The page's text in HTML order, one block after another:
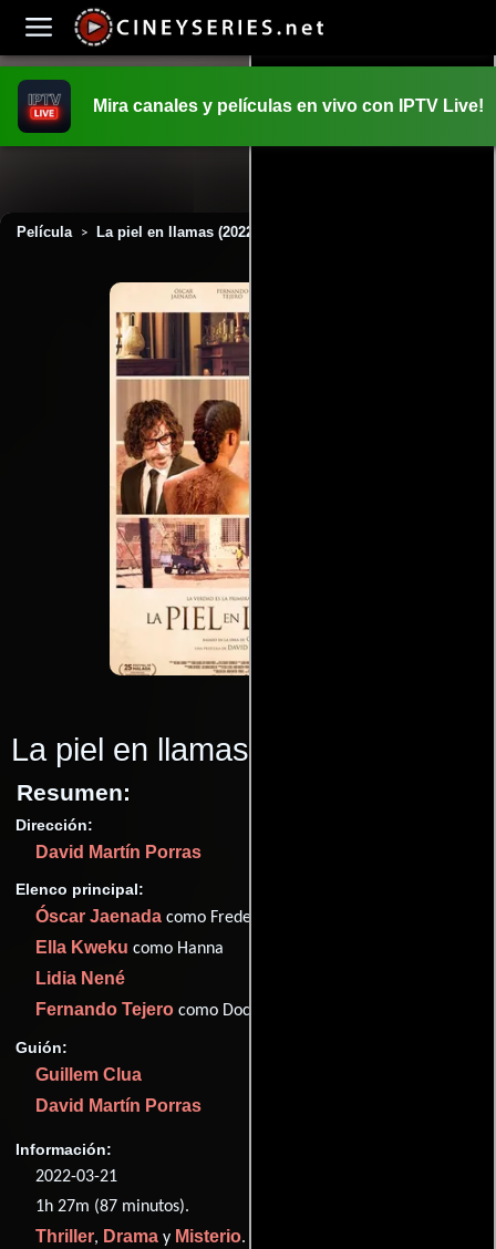
Mira canales y películas en vivo con IPTV Live!
Película > La piel en llamas (2022)
La piel en llamas
Resumen:
Dirección:
David Martín Porras
Elenco principal:
Óscar Jaenada como Frederick Sálomon
Ella Kweku como Hanna
Lidia Nené
Fernando Tejero como Doctor Arellano
Guión:
Guillem Clua
David Martín Porras
Información:
2022-03-21
1h 27m (87 minutos).
Thriller, Drama y Misterio.